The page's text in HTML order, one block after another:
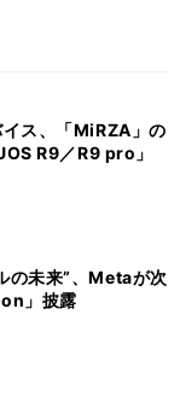
ス、「MiRZA」の
R9／R9 pro」
の未来”、Metaが次
」披露